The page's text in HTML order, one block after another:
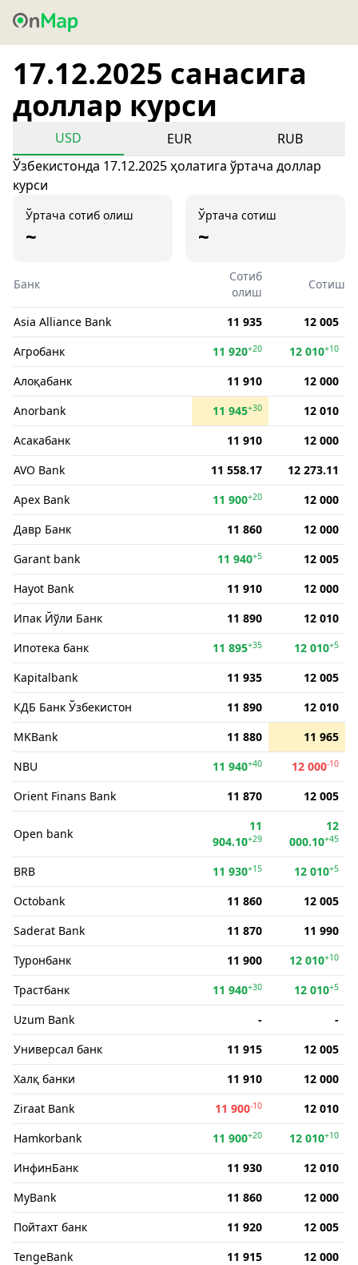
17.12.2025 санасига
доллар курси
USD EUR
RUB
Ўзбекистонда 17.12.2025 ҳолатига ўртача доллар
курси
Ўртача сотиб олиш
~
Ўртача сотиш
~
Банк
Сотиб
олиш
Сотиш
Asia Alliance Bank 11 935
12 005
Агробанк
11 920+20 12 010+10
Алоқабанк 11 910
12 000
Anorbank
11 945+30
12 010
Асакабанк
11 910
12 000
AVO Bank
11 558.17
12 273.11
Apex Bank
11 900+20
12 000
Давр Банк
11 860
12 000
Garant bank
11 940+5
12 005
Hayot Bank
11 910
12 000
Ипак Йўли Банк
11 890
12 010
Ипотека банк
11 895+35 12 010+5
Kapitalbank 11 935
12 005
КДБ Банк Ўзбекистон
11 890
12 010
MKBank
11 880
11 965
NBU
11 940+40 12 000-10
Orient Finans Bank 11 870 12 005
Open bank
11
904.10+29
12
000.10+45
BRB 11 930+15 12 010+5
Octobank 11 860
12 005
Saderat Bank
11 870
11 990
Туронбанк
11 900 12 010+10
Трастбанк 11 940+30 12 010+5
Uzum Bank -
-
Универсал банк
11 915
12 005
Халқ банки
11 910
12 000
Ziraat Bank
11 900-10
12 010
Hamkorbank
11 900+20 12 010+10
ИнфинБанк 11 930
12 010
MyBank
11 860
12 000
Пойтахт банк
11 920
12 005
TengeBank
11 915
12 000